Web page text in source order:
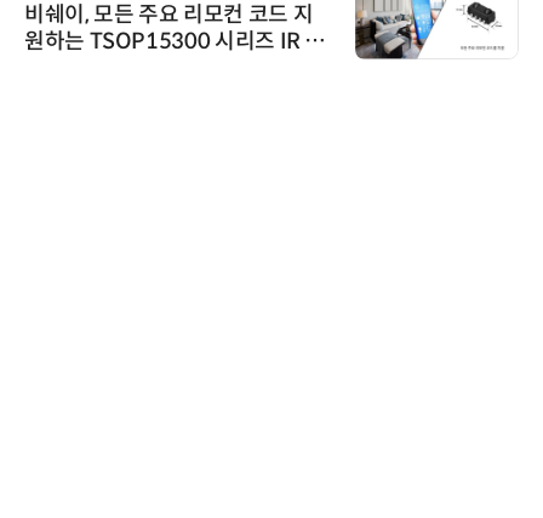
비쉐이, 모든 주요 리모컨 코드 지
원하는 TSOP15300 시리즈 IR 수